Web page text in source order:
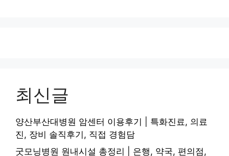
최신글
양산부산대병원 암센터 이용후기 | 특화진료, 의료
진, 장비 솔직후기, 직접 경험담
굿모닝병원 원내시설 총정리 | 은행, 약국, 편의점,